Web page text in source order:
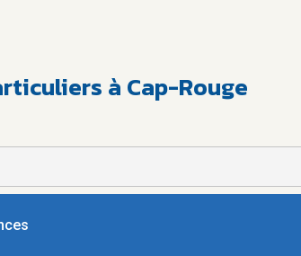
à Cap-Rouge